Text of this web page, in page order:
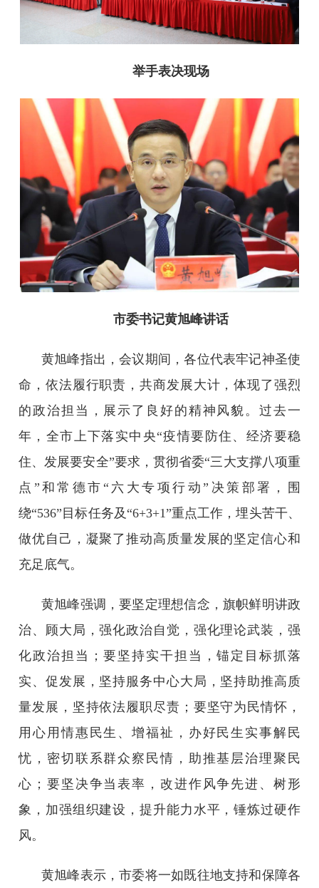
举手表决现场
市委书记黄旭峰讲话
黄旭峰指出，会议期间，各位代表牢记神圣使
命，依法履行职责，共商发展大计，体现了强烈
的政治担当，展示了良好的精神风貌。过去一
年，全市上下落实中央“疫情要防住、经济要稳
住、发展要安全”要求，贯彻省委“三大支撑八项重
点”和常德市“六大专项行动”决策部署，围
绕“536”目标任务及“6+3+1”重点工作，埋头苦干、
做优自己，凝聚了推动高质量发展的坚定信心和
充足底气。
黄旭峰强调，要坚定理想信念，旗帜鲜明讲政
治、顾大局，强化政治自觉，强化理论武装，强
化政治担当；要坚持实干担当，锚定目标抓落
实、促发展，坚持服务中心大局，坚持助推高质
量发展，坚持依法履职尽责；要坚守为民情怀，
用心用情惠民生、增福祉，办好民生实事解民
忧，密切联系群众察民情，助推基层治理聚民
心；要坚决争当表率，改进作风争先进、树形
象，加强组织建设，提升能力水平，锤炼过硬作
风。
黄旭峰表示，市委将一如既往地支持和保障各